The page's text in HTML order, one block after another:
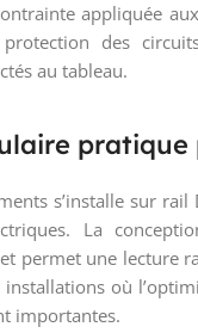
appliquée
des
au tableau.
s’installe sur
La
permet une lecture
où
importantes.